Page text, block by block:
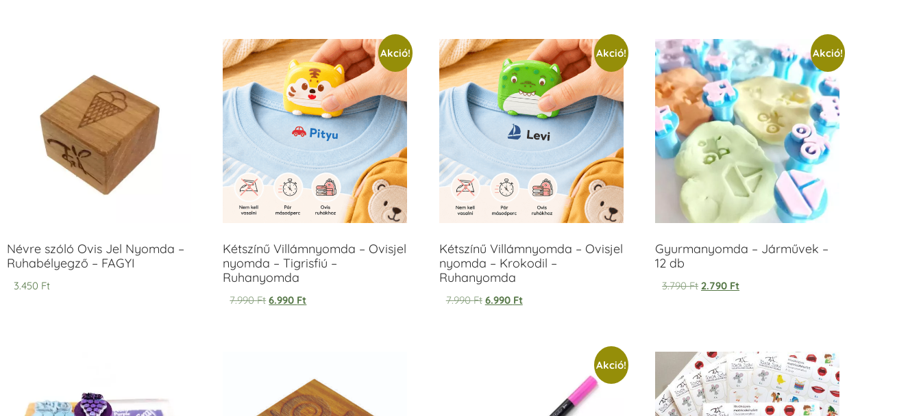
Névre szóló Ovis Jel Nyomda –
Ruhabélyegző – FAGYI
3.450 Ft
Akció!
Kétszínű Villámnyomda – Ovisjel
nyomda – Tigrisfiú –
Ruhanyomda
7.990Ft 6.990 Ft
Akció!
Kétszínű Villámnyomda – Ovisjel
nyomda – Krokodil –
Ruhanyomda
7.990Ft 6.990 Ft
Akció!
Gyurmanyomda – Járművek –
12 db
3.790Ft 2.790 Ft
Akció!